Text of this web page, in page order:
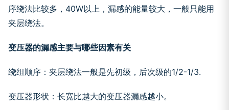
序绕法比较多，40W以上，漏感的能量较大，一般只能用
夹层绕法。
变压器的漏感主要与哪些因素有关
绕组顺序：夹层绕法一般是先初级，后次级的1/2-1/3.
变压器形状：长宽比越大的变压器漏感越小。